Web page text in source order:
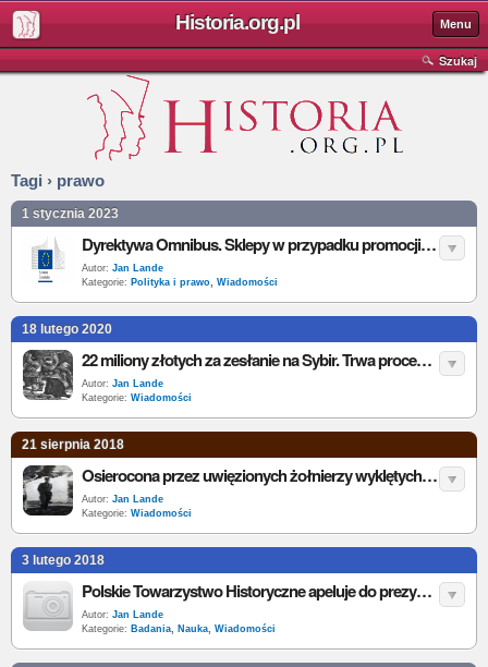
Historia.org.pl Menu
Szukaj
Tagi › prawo
1 stycznia 2023
Dyrektywa Omnibus. Sklepy w przypadku promocji powinny informować o najniższej cenie w ostatnich 30 dniach
Autor: Jan Lande
Kategorie: Polityka i prawo, Wiadomości
18 lutego 2020
22 miliony złotych za zesłanie na Sybir. Trwa proces synów AK-owca
Autor: Jan Lande
Kategorie: Wiadomości
21 sierpnia 2018
Osierocona przez uwięzionych żołnierzy wyklętych domaga się od państwa 15 mln zadośćuczynienia
Autor: Jan Lande
Kategorie: Wiadomości
3 lutego 2018
Polskie Towarzystwo Historyczne apeluje do prezydenta o weto. Historycy boją się ograniczenia wolności badań
Autor: Jan Lande
Kategorie: Badania, Nauka, Wiadomości